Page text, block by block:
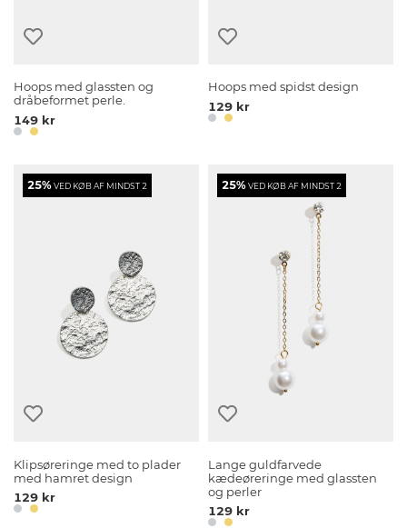
Hoops med glassten og
dråbeformet perle.
149 kr
Hoops med spidst design
129 kr
25%VED KØB AF MINDST 2
Klipsøreringe med to plader
med hamret design
129 kr
25%VED KØB AF MINDST 2
Lange guldfarvede
kædeøreringe med glassten
og perler
129 kr